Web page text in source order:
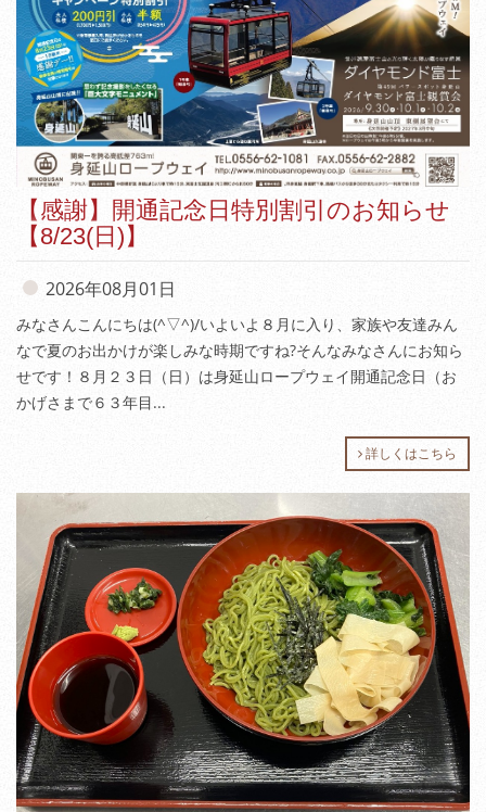
【感謝】開通記念日特別割引のお知らせ
【8/23(日)】
2026年08月01日
みなさんこんにちは(^▽^)/いよいよ８月に入り、家族や友達みん
なで夏のお出かけが楽しみな時期ですね?そんなみなさんにお知ら
せです！８月２３日（日）は身延山ロープウェイ開通記念日（お
かげさまで６３年目...
詳しくはこちら